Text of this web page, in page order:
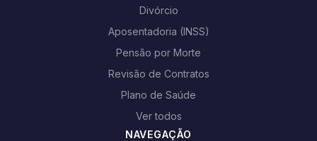
Divórcio
Aposentadoria (INSS)
Pensão por Morte
Revisão de Contratos
Plano de Saúde
Ver todos
NAVEGAÇÃO